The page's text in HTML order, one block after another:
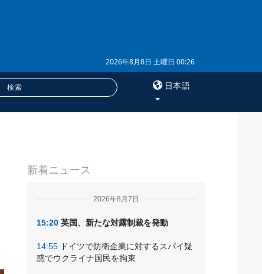
2026年8月8日 土曜日 00:26
日本語
購読
新着ニュース
2026年8月7日
15:20 英国、新たな対露制裁を発動
14:55 ドイツで防衛企業に対するスパイ疑
惑でウクライナ国民を拘束